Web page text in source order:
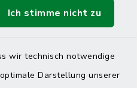
Ich stimme nicht zu
wir technisch notwendige
Darstellung unserer